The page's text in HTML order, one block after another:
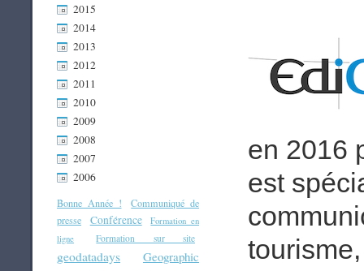
2015
2014
2013
2012
2011
2010
2009
2008
2007
2006
Bonne Année !
Communiqué de
presse
Conférence
Formation en
ligne
Formation sur site
geodatadays
Geographic
en 2016
est